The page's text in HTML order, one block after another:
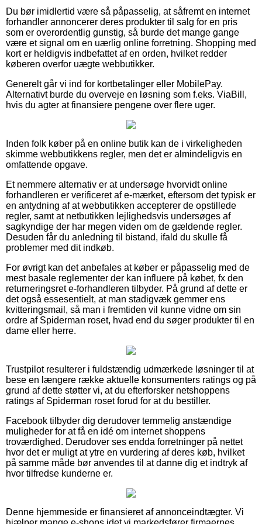
Du bør imidlertid være så påpasselig, at såfremt en internet
forhandler annoncerer deres produkter til salg for en pris
som er overordentlig gunstig, så burde det mange gange
være et signal om en uærlig online forretning. Shopping med
kort er heldigvis indbefattet af en orden, hvilket redder
køberen overfor uægte webbutikker.
Generelt går vi ind for kortbetalinger eller MobilePay.
Alternativt burde du overveje en løsning som f.eks. ViaBill,
hvis du agter at finansiere pengene over flere uger.
Inden folk køber på en online butik kan de i virkeligheden
skimme webbutikkens regler, men det er almindeligvis en
omfattende opgave.
Et nemmere alternativ er at undersøge hvorvidt online
forhandleren er verificeret af e-mærket, eftersom det typisk er
en antydning af at webbutikken accepterer de opstillede
regler, samt at netbutikken lejlighedsvis undersøges af
sagkyndige der har megen viden om de gældende regler.
Desuden får du anledning til bistand, ifald du skulle få
problemer med dit indkøb.
For øvrigt kan det anbefales at køber er påpasselig med de
mest basale reglementer der kan influere på købet, fx den
returneringsret e-forhandleren tilbyder. På grund af dette er
det også essesentielt, at man stadigvæk gemmer ens
kvitteringsmail, så man i fremtiden vil kunne vidne om sin
ordre af Spiderman roset, hvad end du søger produkter til en
dame eller herre.
Trustpilot resulterer i fuldstændig udmærkede løsninger til at
bese en længere række aktuelle konsumenters ratings og på
grund af dette støtter vi, at du efterforsker netshoppens
ratings af Spiderman roset forud for at du bestiller.
Facebook tilbyder dig derudover temmelig anstændige
muligheder for at få en idé om internet shoppens
troværdighed. Derudover ses endda forretninger på nettet
hvor det er muligt at ytre en vurdering af deres køb, hvilket
på samme måde bør anvendes til at danne dig et indtryk af
hvor tilfredse kunderne er.
Denne hjemmeside er finansieret af annonceindtægter. Vi